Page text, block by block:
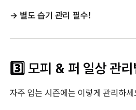
→ 별도 습기 관리 필수!
3️⃣ 모피 & 퍼 일상 관리
자주 입는 시즌에는 이렇게 관리하세